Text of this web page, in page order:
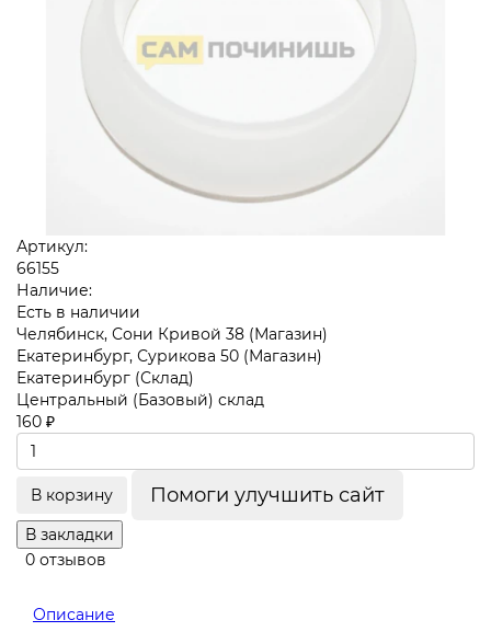
Артикул:
66155
Наличие:
Есть в наличии
Челябинск, Сони Кривой 38 (Магазин)
Екатеринбург, Сурикова 50 (Магазин)
Екатеринбург (Склад)
Центральный (Базовый) склад
160 ₽
В корзину Помоги улучшить сайт
В закладки
0 отзывов
Описание